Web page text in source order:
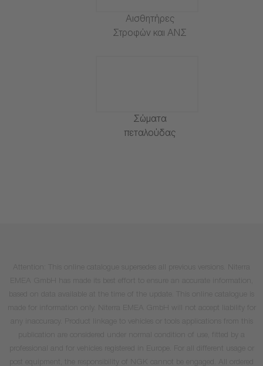
Αισθητήρες
Στροφών και ΑΝΣ
Σώματα
πεταλούδας